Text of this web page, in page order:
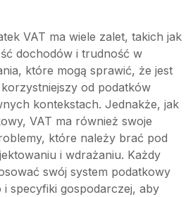
VAT ma wiele zalet, takich jak
dochodów i trudność w
które mogą sprawić, że jest
od podatków
kontekstach. Jednakże, jak
VAT ma również swoje
które należy brać pod
i wdrażaniu. Każdy
swój system podatkowy
i specyfiki gospodarczej, aby